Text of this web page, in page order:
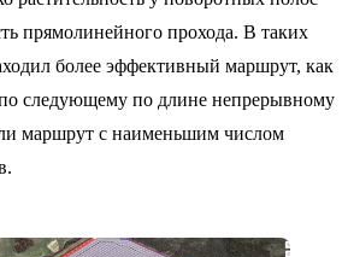
прямолинейного прохода. В таких
более эффективный маршрут, как
следующему по длине непрерывному
маршрут с наименьшим числом